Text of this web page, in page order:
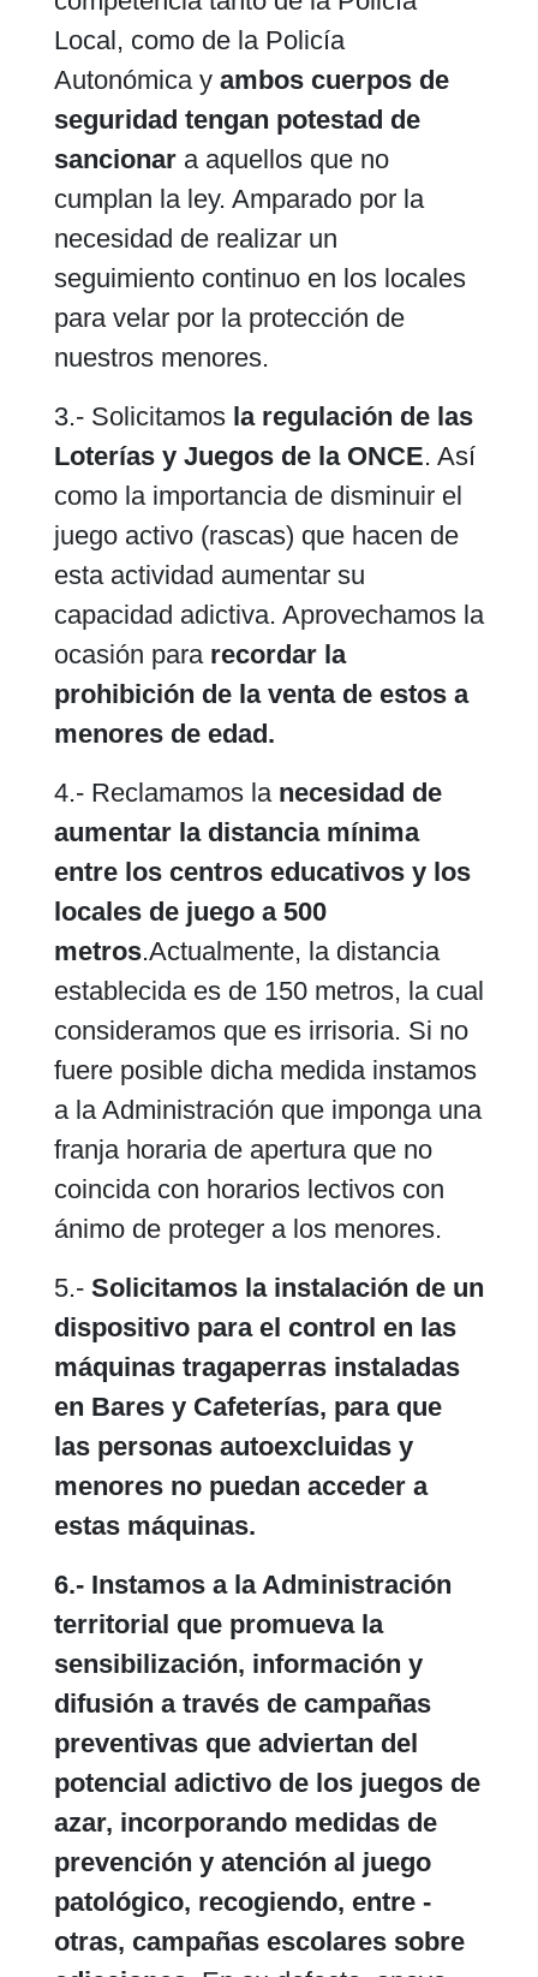
Local, como de la Policía
Autonómica y ambos cuerpos de
seguridad tengan potestad de
sancionara aquellos que no
cumplan la ley. Amparado por la
necesidad de realizar un
seguimiento continuo en los locales
para velar por la protección de
nuestros menores.
3.- Solicitamos la regulación de las
Loterías y Juegos de la ONCE. Así
como la importancia de disminuir el
juego activo (rascas) que hacen de
esta actividad aumentar su
capacidad adictiva. Aprovechamos la
ocasión para recordar la
prohibición de la venta de estos a
menores de edad.
4.- Reclamamos la necesidad de
aumentar la distancia mínima
entre los centros educativos y los
locales de juegoa 500
metros.Actualmente, la distancia
establecida es de 150 metros, la cual
consideramos que es irrisoria. Si no
fuere posible dicha medida instamos
a la Administración que imponga una
franja horaria de apertura que no
coincida con horarios lectivos con
ánimo de proteger a los menores.
5.- Solicitamos la instalación de un
dispositivo para el control en las
máquinas tragaperras instaladas
en Bares y Cafeterías, para que
las personas autoexcluidas y
menores no puedan acceder a
estas máquinas.
6.- Instamos a la Administración
territorial que promueva la
sensibilización, información y
difusión a través de campañas
preventivas que adviertan del
potencial adictivo de los juegos de
azar, incorporando medidas de
prevención y atención al juego
patológico, recogiendo, entre ­­
otras, campañas escolares sobre